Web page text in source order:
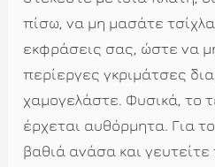
πίσω, να μη μασάτε
εκφράσεις σας, ώστε να
περίεργες γκριμάτσες
χαμογελάστε. Φυσικά, το
έρχεται αυθόρμητα. Για
βαθιά ανάσα και γευτείτε